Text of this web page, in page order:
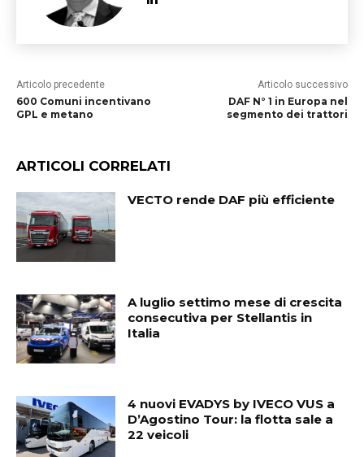
Articolo precedente
600 Comuni incentivano
GPL e metano
Articolo successivo
DAF N° 1 in Europa nel
segmento dei trattori
ARTICOLI CORRELATI
VECTO rende DAF più efficiente
A luglio settimo mese di crescita
consecutiva per Stellantis in
Italia
4 nuovi EVADYS by IVECO VUS a
D’Agostino Tour: la flotta sale a
22 veicoli